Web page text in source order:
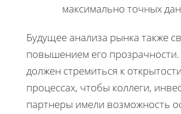
максимально точных
Будущее анализа рынка также
повышением его прозрачности.
должен стремиться к
процессах, чтобы коллеги,
партнеры имели возможность